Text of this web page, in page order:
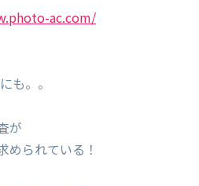
ac.com/
にも。。
められている！